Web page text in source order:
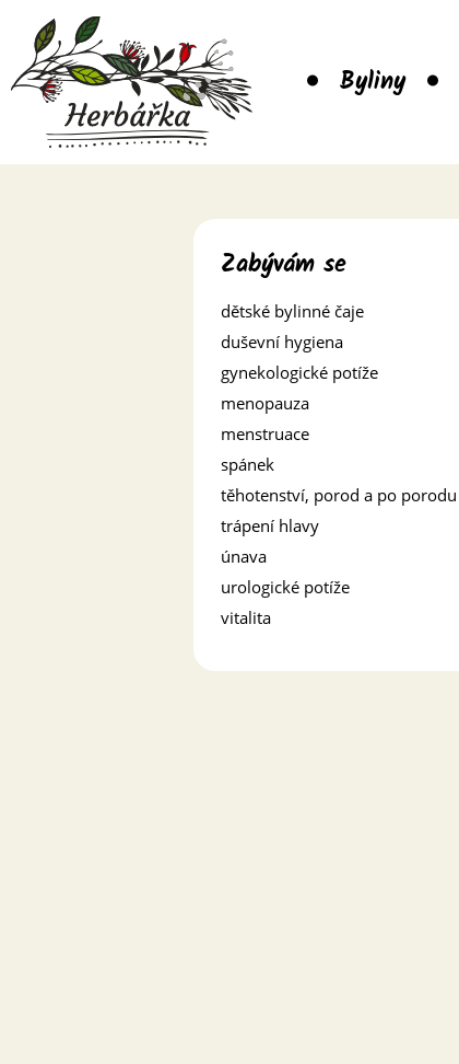
Byliny
Zabývám se
dětské bylinné čaje
duševní hygiena
gynekologické potíže
menopauza
menstruace
spánek
těhotenství, porod a po porodu
trápení hlavy
únava
urologické potíže
vitalita